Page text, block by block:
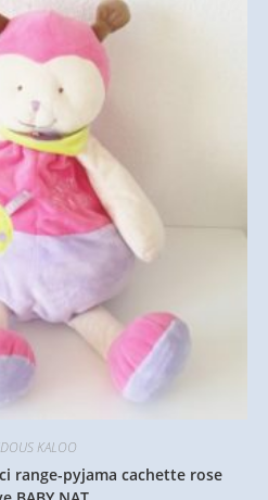
KALOO
range-pyjama cachette rose